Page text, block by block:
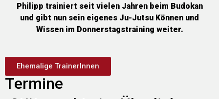
Philipp trainiert seit vielen Jahren beim Budokan
und gibt nun sein eigenes Ju-Jutsu Können und
Wissen im Donnerstagstraining weiter.
Ehemalige TrainerInnen
Termine